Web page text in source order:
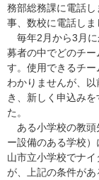
務部総務課に電話
事、数校に電話しま
毎年2月から3月に
募者の中でどのチ
す。使用できるチ
わかりませんが、
き、新しく申込み
た。
ある小学校の教頭
ー設備のある学校
山市立小学校でナ
が、上記の条件が